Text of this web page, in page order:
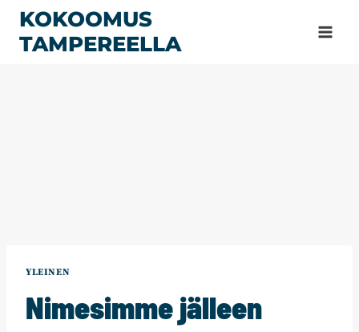
Siirry
sisältöön
KOKOOMUS
TAMPEREELLA
YLEINEN
Nimesimme jälleen